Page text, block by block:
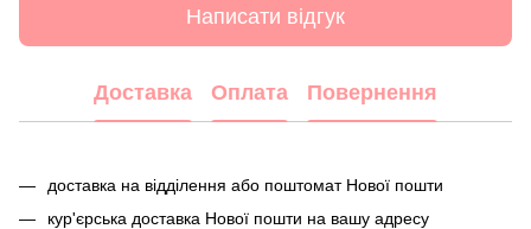
Написати відгук
Доставка Оплата Повернення
доставка на відділення або поштомат Нової пошти
кур'єрська доставка Нової пошти на вашу адресу